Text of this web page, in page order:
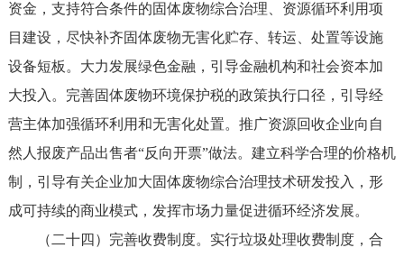
资金，支持符合条件的固体废物综合治理、资源循环利用项
目建设，尽快补齐固体废物无害化贮存、转运、处置等设施
设备短板。大力发展绿色金融，引导金融机构和社会资本加
大投入。完善固体废物环境保护税的政策执行口径，引导经
营主体加强循环利用和无害化处置。推广资源回收企业向自
然人报废产品出售者“反向开票”做法。建立科学合理的价格机
制，引导有关企业加大固体废物综合治理技术研发投入，形
成可持续的商业模式，发挥市场力量促进循环经济发展。
（二十四）完善收费制度。实行垃圾处理收费制度，合